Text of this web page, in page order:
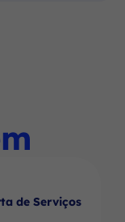
de Serviços